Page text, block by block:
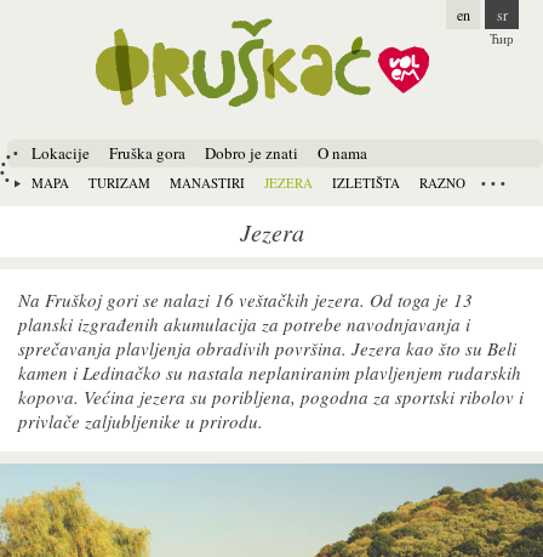
Lokacije
MAPA TURIZAM MANASTIRI JEZERA IZLETIŠTA RAZNO
Fruška gora Dobro je znati O nama
en sr
Ћир
Jezera
Na Fruškoj gori se nalazi 16 veštačkih jezera. Od toga je 13
planski izgrađenih akumulacija za potrebe navodnjavanja i
sprečavanja plavljenja obradivih površina. Jezera kao što su Beli
kamen i Ledinačko su nastala neplaniranim plavljenjem rudarskih
kopova. Većina jezera su poribljena, pogodna za sportski ribolov i
privlače zaljubljenike u prirodu.